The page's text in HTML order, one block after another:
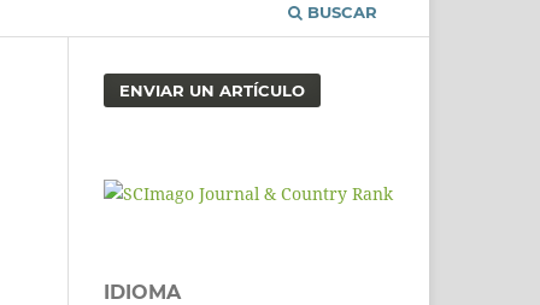
BUSCAR
ENVIAR UN ARTÍCULO
IDIOMA